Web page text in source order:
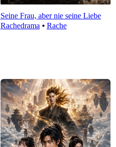
Seine Frau, aber nie seine Liebe
Rachedrama ⦁ Rache